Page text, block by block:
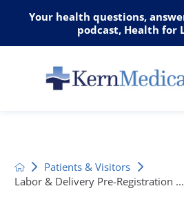
Your health questions,
podcast, Health for
Patients & Visitors
Labor & Delivery Pre-Registration ...